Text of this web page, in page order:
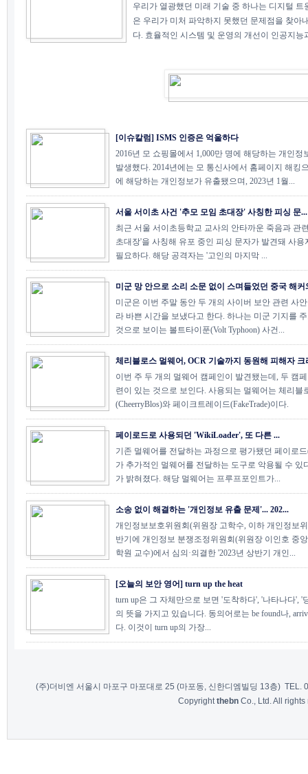
우리가 열광했던 미래 기술 중 하나는 디지털
은 우리가 미처 파악하지 못했던 문제점을 찾아
다. 효율적인 시스템 및 운영의 개선이 인공지능
[이슈칼럼] ISMS 인증은 억울하다
2016년 모 쇼핑몰에서 1,000만 명에 해당하는 개인정
발생했다. 2014년에는 모 통신사에서 홈페이지 해킹
에 해당하는 개인정보가 유출됐으며, 2023년 1월...
서울 서이초 사건 '추모 모임 초대장' 사칭한 피싱 문...
최근 서울 서이초등학교 교사의 안타까운 죽음과 관
초대장'을 사칭해 유포 중인 피싱 문자가 발견돼 사용
필요하다. 해당 공격자는 '고인의 마지막 ...
미군 망 안으로 소리 소문 없이 스며들었던 중국 해커
미군은 이번 주말 동안 두 개의 사이버 보안 관련 사
라 바쁜 시간을 보냈다고 한다. 하나는 미군 기지를
것으로 보이는 볼트타이푼(Volt Typhoon) 사건...
체리블로스 멀웨어, OCR 기술까지 동원해 피해자 크
이번 주 두 개의 멀웨어 캠페인이 발견됐는데, 두 캠
련이 있는 것으로 보인다. 사용되는 멀웨어는 체리블
(CheerryBlos)와 페이크트레이드(FakeTrade)이다.
페이로드로 사용되던 'WikiLoader', 또 다른 ...
기존 멀웨어를 전달하는 과정으로 평가됐던 페이로
가 추가적인 멀웨어를 전달하는 도구로 악용될 수 있
가 밝혀졌다. 해당 멀웨어는 프루프포인트가...
소송 없이 해결하는 '개인정보 유출 문제'... 202...
개인정보보호위원회(위원장 고학수, 이하 개인정보
반기에 개인정보 분쟁조정위원회(위원장 이인호 중
학원 교수)에서 심의·의결한 '2023년 상반기 개인...
[오늘의 보안 영어] turn up the heat
turn up은 그 자체만으로 보면 '도착하다', '나타나다', '
의 뜻을 가지고 있습니다. 동의어로는 be found나,
다. 이것이 turn up의 가장...
(주)더비엔 서울시 마포구 마포대로 25 (마포동, 신한디엠빌딩 13층)
Copyright thebn Co., Ltd. All rights